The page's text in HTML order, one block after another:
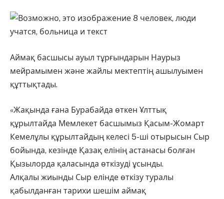
Аймақ басшысы ауыл тұрғындарын Наурыз
мейрамымен және жайлы мектептің ашылуымен
құттықтады.
«Жақында ғана Бурабайда өткен Ұлттық
құрылтайда Мемлекет басшымыз Қасым-Жомарт
Кемелұлы құрылтайдың келесі 5-ші отырысын Сыр
бойында, кезінде Қазақ елінің астанасы болған
Қызылорда қаласында өткізуді ұсынды.
Алқалы жиынды Сыр елінде өткізу туралы
қабылданған тарихи шешім аймақ